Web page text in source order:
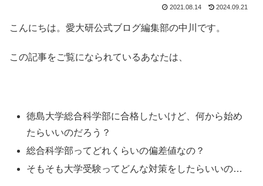
2021.08.14 2024.09.21
こんにちは。愛大研公式ブログ編集部の中川です。
この記事をご覧になられているあなたは、
徳島大学総合科学部に合格したいけど、何から始め
たらいいのだろう？
総合科学部ってどれくらいの偏差値なの？
そもそも大学受験ってどんな対策をしたらいいの…